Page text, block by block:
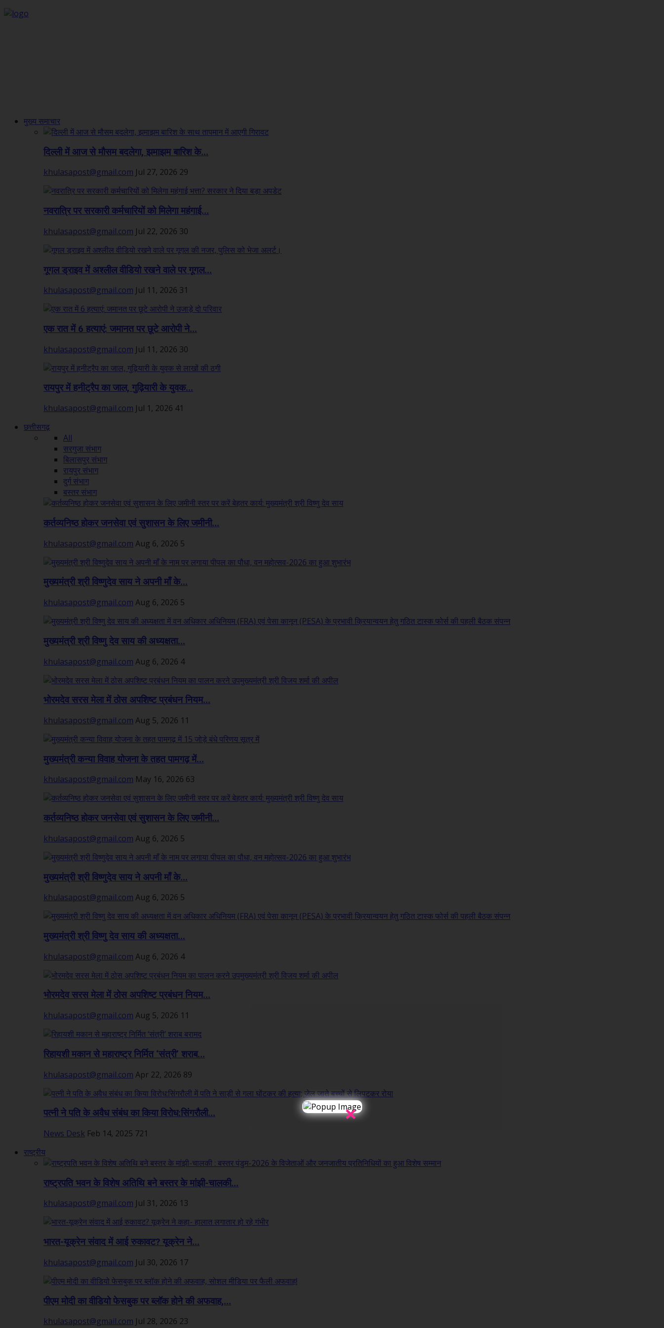
मुख्य समाचार
दिल्ली में आज से मौसम बदलेगा, झमाझम बारिश के...
khulasapost@gmail.com Jul 27, 2026 29
नवरात्रि पर सरकारी कर्मचारियों को मिलेगा महंगाई...
khulasapost@gmail.com Jul 22, 2026 30
गूगल ड्राइव में अश्लील वीडियो रखने वाले पर गूगल...
khulasapost@gmail.com Jul 11, 2026 31
एक रात में 6 हत्याएं: जमानत पर छूटे आरोपी ने...
khulasapost@gmail.com Jul 11, 2026 30
रायपुर में हनीट्रैप का जाल, गुढ़ियारी के युवक...
khulasapost@gmail.com Jul 1, 2026 41
छत्तीसगढ़
All
सरगुजा संभाग
बिलासपुर संभाग
रायपुर संभाग
दुर्ग संभाग
बस्तर संभाग
कर्तव्यनिष्ठ होकर जनसेवा एवं सुशासन के लिए जमीनी...
khulasapost@gmail.com Aug 6, 2026 5
मुख्यमंत्री श्री विष्णुदेव साय ने अपनी माँ के...
khulasapost@gmail.com Aug 6, 2026 5
मुख्यमंत्री श्री विष्णु देव साय की अध्यक्षता...
khulasapost@gmail.com Aug 6, 2026 4
भोरमदेव सरस मेला में ठोस अपशिष्ट प्रबंधन नियम...
khulasapost@gmail.com Aug 5, 2026 11
मुख्यमंत्री कन्या विवाह योजना के तहत पामगढ़ में...
khulasapost@gmail.com May 16, 2026 63
कर्तव्यनिष्ठ होकर जनसेवा एवं सुशासन के लिए जमीनी...
khulasapost@gmail.com Aug 6, 2026 5
मुख्यमंत्री श्री विष्णुदेव साय ने अपनी माँ के...
khulasapost@gmail.com Aug 6, 2026 5
मुख्यमंत्री श्री विष्णु देव साय की अध्यक्षता...
khulasapost@gmail.com Aug 6, 2026 4
भोरमदेव सरस मेला में ठोस अपशिष्ट प्रबंधन नियम...
khulasapost@gmail.com Aug 5, 2026 11
रिहायशी मकान से महाराष्ट्र निर्मित ‘संत्री’ शराब...
khulasapost@gmail.com Apr 22, 2026 89
पत्नी ने पति के अवैध संबंध का किया विरोध:सिंगरौली...
News Desk Feb 14, 2025 721
राष्ट्रीय
राष्ट्रपति भवन के विशेष अतिथि बने बस्तर के मांझी-चालकी...
khulasapost@gmail.com Jul 31, 2026 13
भारत-यूक्रेन संवाद में आई रुकावट? यूक्रेन ने...
khulasapost@gmail.com Jul 30, 2026 17
पीएम मोदी का वीडियो फेसबुक पर ब्लॉक होने की अफवाह,...
khulasapost@gmail.com Jul 28, 2026 23
×